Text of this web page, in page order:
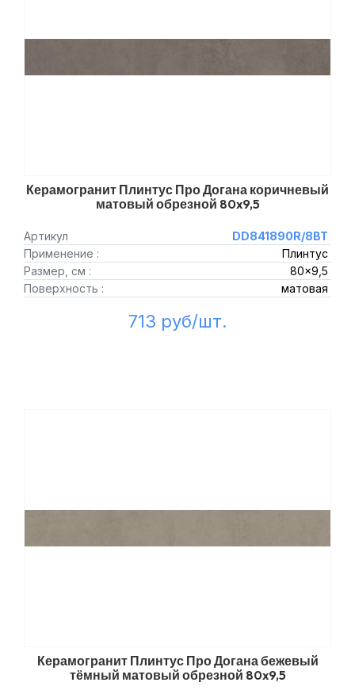
Керамогранит Плинтус Про Догана коричневый
матовый обрезной 80x9,5
Артикул
DD841890R/8BT
Применение :
Плинтус
Размер, см :
80x9,5
Поверхность :
матовая
713 руб/шт.
Керамогранит Плинтус Про Догана бежевый
тёмный матовый обрезной 80x9,5